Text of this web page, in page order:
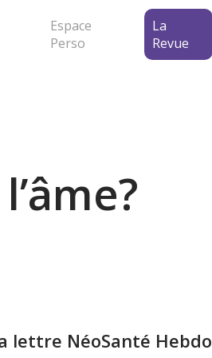
Espace
Perso
La
Revue
lettre NéoSanté Hebdo